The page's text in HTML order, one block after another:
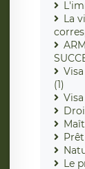
La
(1)
Le